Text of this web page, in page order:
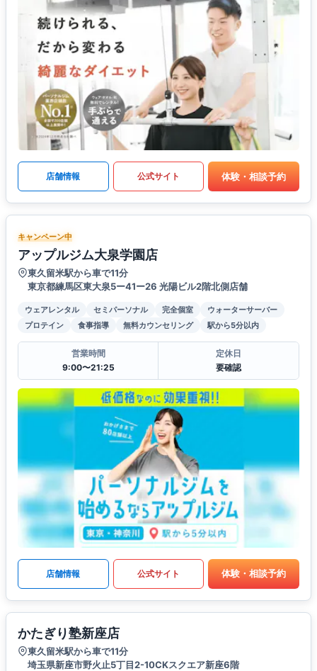
店舗情報 公式サイト 体験・相談予約
キャンペーン中
アップルジム大泉学園店
東久留米駅から車で11分
東京都練馬区東大泉5ー41ー26 光陽ビル2階北側店舗
ウェアレンタル セミパーソナル 完全個室
ウォーターサーバー
プロテイン
食事指導 無料カウンセリング 駅から5分以内
営業時間
9:00〜21:25
定休日
要確認
店舗情報 公式サイト 体験・相談予約
かたぎり塾新座店
東久留米駅から車で11分
埼玉県新座市野火止5丁目2-10CKスクエア新座6階